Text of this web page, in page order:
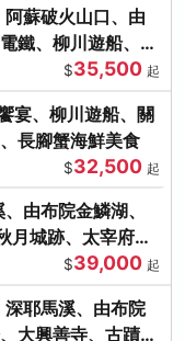
蘇破火山口、由
鐵、柳川遊船、地
$35,500 起
宴、柳川遊船、關
長腳蟹海鮮美食
$32,500 起
由布院金鱗湖、
月城跡、太宰府天
$39,000 起
耶馬溪、由布院
大興善寺、古蹟河